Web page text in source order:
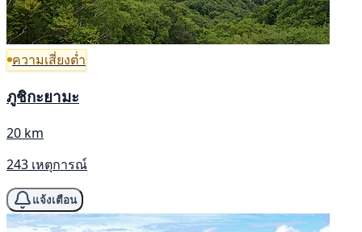
ความเสี่ยงต่ำ
ภูชิกะยามะ
20 km
243 เหตุการณ์
แจ้งเตือน